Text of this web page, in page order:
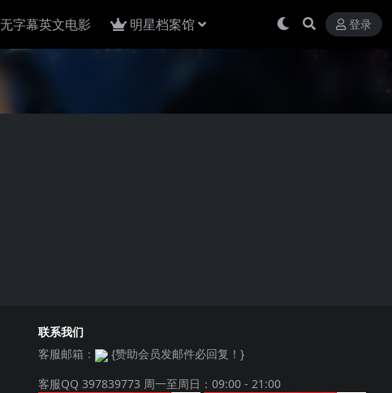
无字幕英文电影 明星档案馆 登录
联系我们
客服邮箱：
{赞助会员发邮件必回复！}
客服QQ 397839773 周一至周日：09:00 - 21:00